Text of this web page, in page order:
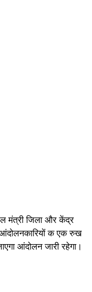
मंत्री जिला और केंद्र
क एक रुख
आंदोलन जारी रहेगा।